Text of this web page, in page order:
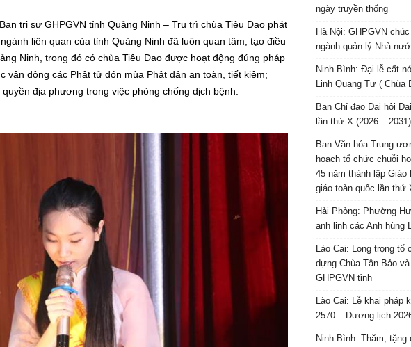
trị sự GHPGVN tỉnh Quảng Ninh – Trụ trì chùa Tiêu Dao phát
liên quan của tỉnh Quảng Ninh đã luôn quan tâm, tạo điều
Ninh, trong đó có chùa Tiêu Dao được hoạt động đúng pháp
vận động các Phật tử đón mùa Phật đản an toàn, tiết kiệm;
địa phương trong việc phòng chống dịch bệnh.
ngày truyền thống
Hà Nội: GHPGVN
ngành quản lý Nhà
Ninh Bình: Đại lễ cất
Linh Quang Tự ( Chùa
Ban Chỉ đạo Đại hội
lần thứ X (2026 –
Ban Văn hóa Trung
hoạch tổ chức chuỗi
45 năm thành lập
giáo toàn quốc lần thứ
Hải Phòng: Phường
anh linh các Anh hùng
Lào Cai: Long trọng
dựng Chùa Tân Bảo
GHPGVN tỉnh
Lào Cai: Lễ khai pháp
2570 – Dương lịch
Ninh Bình: Thăm,